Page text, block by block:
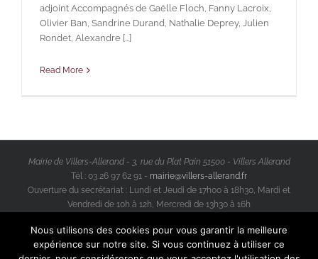
adjoint Accompagnés de Gaëlle Floch, Fanny Lacroix,
Olivier Ban, Sandrine Durand, Nathalie Deprey, Julien
Rondet, Alexandre [...]
Read More
Mairie de Villers-Allerand - 3, rue du Plat Pain 51500 - Villers Allerand
Tél : 03 26 97 62 91 - mairie@villers-allerand.fr
Ouverture du secrétariat : Lundi et Jeudi de 17h00 à 18h30, Mardi et
Vendredi de 10h à 12h, Mercredi de 13h30 à 16h
© Copyright 2012 -2026 | Tous Droits Réservés | Mentions Légales
Nous utilisons des cookies pour vous garantir la meilleure
expérience sur notre site. Si vous continuez à utiliser ce